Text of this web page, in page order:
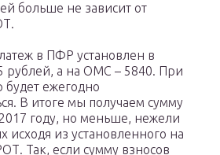
больше не зависит от
в ПФР установлен в
рублей, а на ОМС – 5840. При
будет ежегодно
В итоге мы получаем сумму
году, но меньше, нежели
исходя из установленного на
Так, если сумму взносов